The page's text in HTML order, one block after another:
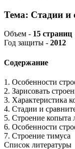
Тема: Стадии и
Объем - 15 страниц
Год защиты - 2012
Содержание
1. Особенности
2. Зарисовать
3. Характеристика
4. Стадии и
5. Строение копыта
6. Особенности
7. Строение тимуса
Список литературы